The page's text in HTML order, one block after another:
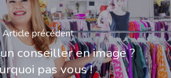
Article précédent
conseiller en image ?
pas vous !